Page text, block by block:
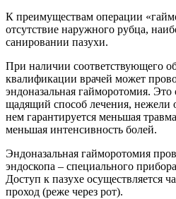
К преимуществам операции
отсутствие наружного рубца,
санировании пазухи.
При наличии соответствующего
квалификации врачей может
эндоназальная гайморотомия.
щадящий способ лечения, нежели
нем гарантируется меньшая
меньшая интенсивность болей.
Эндоназальная гайморотомия
эндоскопа – специального
Доступ к пазухе осуществляется
проход (реже через рот).